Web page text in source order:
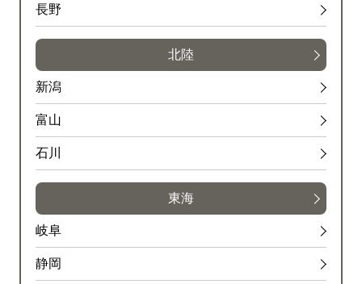
長野
北陸
新潟
富山
石川
東海
岐阜
静岡